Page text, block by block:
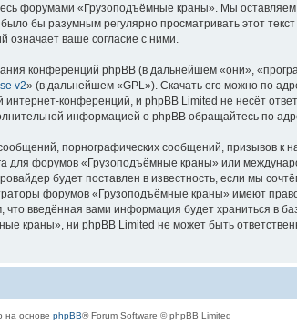
форумами «Грузоподъёмные краны». Мы
бы разумным регулярно просматривать этот
ваше согласие с ними.
конференций phpBB (в дальнейшем «они»,
v2» (в дальнейшем «GPL»). Скачать его можно по
конференций, и phpBB Limited не несёт
информацией о phpBB обращайтесь по
порнографических сообщений, призывов к
для форумов «Грузоподъёмные краны» или
будет поставлен в известность, если мы
форумов «Грузоподъёмные краны» имеют
введённая вами информация будет храниться в
ни phpBB Limited не может быть
на основе phpBB® Forum Software © phpBB Limited